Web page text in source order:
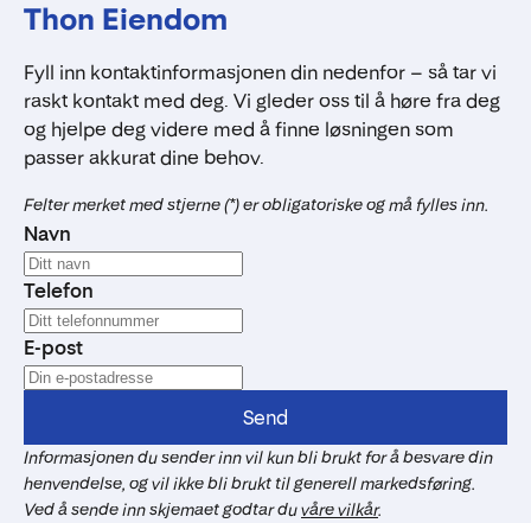
Thon Eiendom
Fyll inn kontaktinformasjonen din nedenfor – så tar vi
raskt kontakt med deg. Vi gleder oss til å høre fra deg
og hjelpe deg videre med å finne løsningen som
passer akkurat dine behov.
Felter merket med stjerne (*) er obligatoriske og må fylles inn.
Navn
Telefon
E-post
Informasjonen du sender inn vil kun bli brukt for å besvare din
henvendelse, og vil ikke bli brukt til generell markedsføring.
Ved å sende inn skjemaet godtar duvåre vilkår.
Send